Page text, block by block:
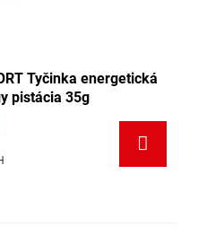
NAMEDSPORT Tyčinka
Total Energy pistácia 35g